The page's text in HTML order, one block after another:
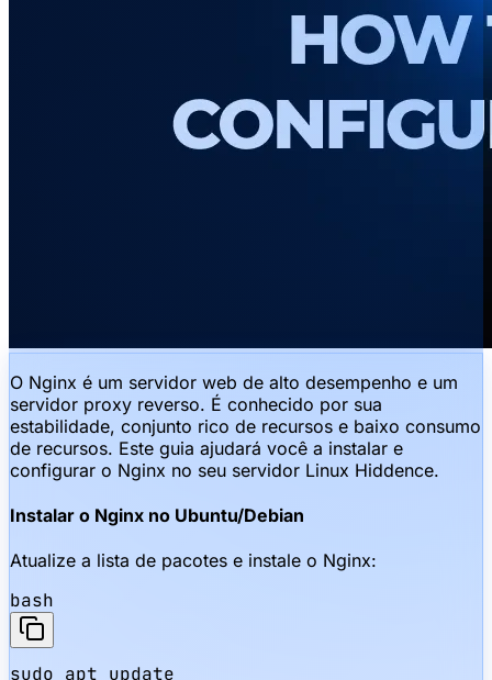
O Nginx é um servidor web de alto desempenho e um
servidor proxy reverso. É conhecido por sua
estabilidade, conjunto rico de recursos e baixo consumo
de recursos. Este guia ajudará você a instalar e
configurar o Nginx no seu servidor Linux Hiddence.
Instalar o Nginx no Ubuntu/Debian
Atualize a lista de pacotes e instale o Nginx:
bash
sudo apt update